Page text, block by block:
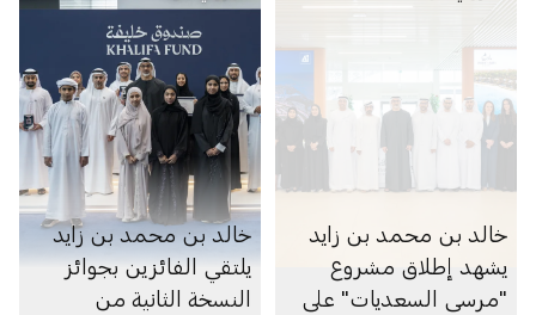
خالد بن محمد بن زايد
يشهد إطلاق مشروع
"مرسى السعديات" على
خالد بن محمد بن زايد
يلتقي الفائزين بجوائز
النسخة الثانية من